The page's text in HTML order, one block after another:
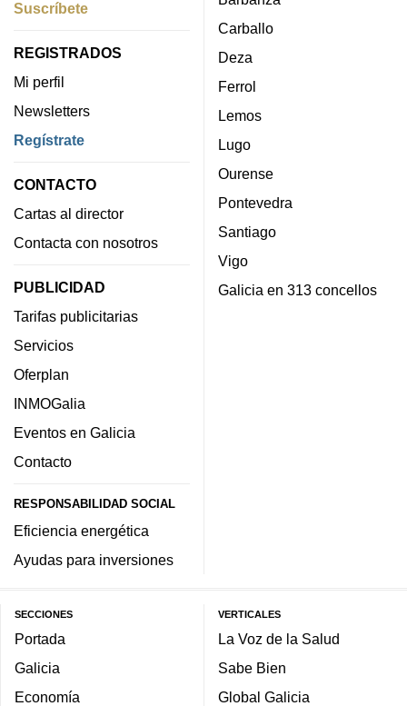
Suscríbete
REGISTRADOS
Mi perfil
Newsletters
Regístrate
CONTACTO
Cartas al director
Contacta con nosotros
PUBLICIDAD
Tarifas publicitarias
Servicios
Oferplan
INMOGalia
Eventos en Galicia
Contacto
RESPONSABILIDAD SOCIAL
Eficiencia energética
Ayudas para inversiones
Carballo
Deza
Ferrol
Lemos
Lugo
Ourense
Pontevedra
Santiago
Vigo
Galicia en 313 concellos
SECCIONES
Portada
Galicia
Economía
VERTICALES
La Voz de la Salud
Sabe Bien
Global Galicia